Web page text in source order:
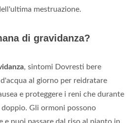
mestruazione.
di gravidanza?
, sintomi Dovresti bere
al giorno per reidratare
e proteggere i reni che durante
doppio. Gli ormoni possono